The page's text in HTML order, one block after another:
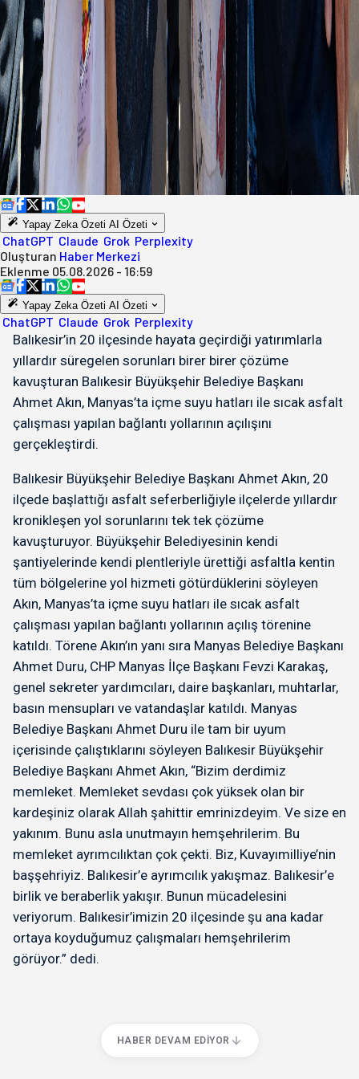
Yapay Zeka Özeti AI Özeti
ChatGPT Claude Grok Perplexity
Oluşturan Haber Merkezi
Eklenme 05.08.2026 - 16:59
Yapay Zeka Özeti AI Özeti
ChatGPT Claude Grok Perplexity
Balıkesir’in 20 ilçesinde hayata geçirdiği yatırımlarla
yıllardır süregelen sorunları birer birer çözüme
kavuşturan Balıkesir Büyükşehir Belediye Başkanı
Ahmet Akın, Manyas’ta içme suyu hatları ile sıcak asfalt
çalışması yapılan bağlantı yollarının açılışını
gerçekleştirdi.
Balıkesir Büyükşehir Belediye Başkanı Ahmet Akın, 20
ilçede başlattığı asfalt seferberliğiyle ilçelerde yıllardır
kronikleşen yol sorunlarını tek tek çözüme
kavuşturuyor. Büyükşehir Belediyesinin kendi
şantiyelerinde kendi plentleriyle ürettiği asfaltla kentin
tüm bölgelerine yol hizmeti götürdüklerini söyleyen
Akın, Manyas’ta içme suyu hatları ile sıcak asfalt
çalışması yapılan bağlantı yollarının açılış törenine
katıldı. Törene Akın’ın yanı sıra Manyas Belediye Başkanı
Ahmet Duru, CHP Manyas İlçe Başkanı Fevzi Karakaş,
genel sekreter yardımcıları, daire başkanları, muhtarlar,
basın mensupları ve vatandaşlar katıldı. Manyas
Belediye Başkanı Ahmet Duru ile tam bir uyum
içerisinde çalıştıklarını söyleyen Balıkesir Büyükşehir
Belediye Başkanı Ahmet Akın, “Bizim derdimiz
memleket. Memleket sevdası çok yüksek olan bir
kardeşiniz olarak Allah şahittir emrinizdeyim. Ve size en
yakınım. Bunu asla unutmayın hemşehrilerim. Bu
memleket ayrımcılıktan çok çekti. Biz, Kuvayımilliye’nin
başşehriyiz. Balıkesir’e ayrımcılık yakışmaz. Balıkesir’e
birlik ve beraberlik yakışır. Bunun mücadelesini
veriyorum. Balıkesir’imizin 20 ilçesinde şu ana kadar
ortaya koyduğumuz çalışmaları hemşehrilerim
görüyor.” dedi.
HABER DEVAM EDIYOR